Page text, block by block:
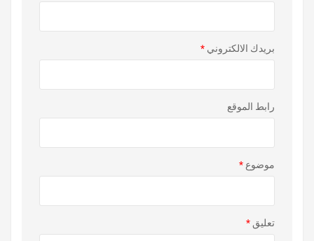
بريدك الالكتروني *
رابط الموقع
موضوع *
تعليق *